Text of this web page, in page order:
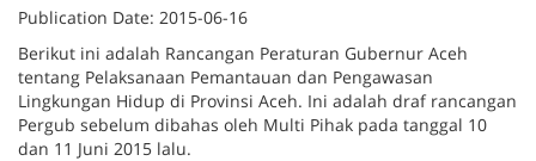
Publication Date: 2015-06-16
Berikut ini adalah Rancangan Peraturan Gubernur Aceh
tentang Pelaksanaan Pemantauan dan Pengawasan
Lingkungan Hidup di Provinsi Aceh. Ini adalah draf rancangan
Pergub sebelum dibahas oleh Multi Pihak pada tanggal 10
dan 11 Juni 2015 lalu.